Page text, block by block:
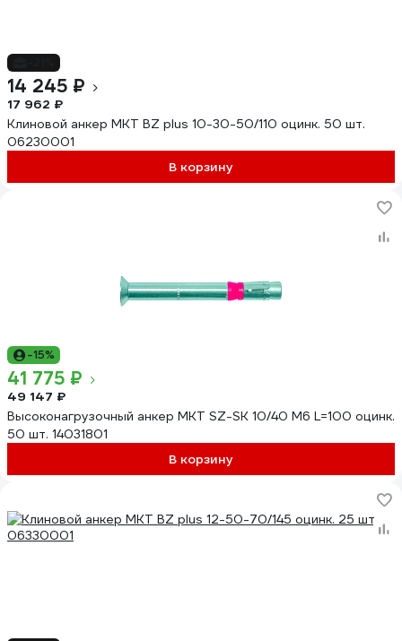
14 245 ₽
17 962 ₽
Клиновой анкер MKT BZ plus 10-30-50/110 оцинк. 50 шт.
06230001
В корзину
-15%
41 775 ₽
49 147 ₽
Высоконагрузочный анкер MKT SZ-SK 10/40 М6 L=100 оцинк.
50 шт. 14031801
В корзину